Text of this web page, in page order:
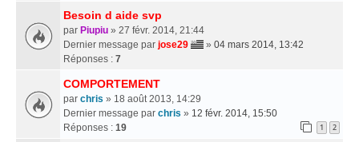
Besoin d aide svp
par Piupiu » 27 févr. 2014, 21:44
Dernier message par jose29 » 04 mars 2014, 13:42
Réponses : 7
COMPORTEMENT
par chris » 18 août 2013, 14:29
Dernier message par chris » 12 févr. 2014, 15:50
Réponses : 19 1 2